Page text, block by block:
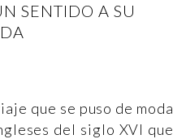
SENTIDO A SU
que se puso de moda
del siglo XVI que